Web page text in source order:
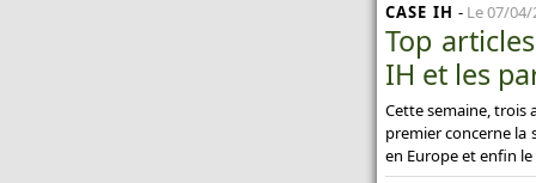
CASE IH - Le 07/04/
Top
IH et les
Cette semaine, trois
premier concerne la
en Europe et enfin